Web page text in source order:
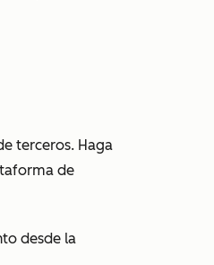
terceros. Haga
de
desde la